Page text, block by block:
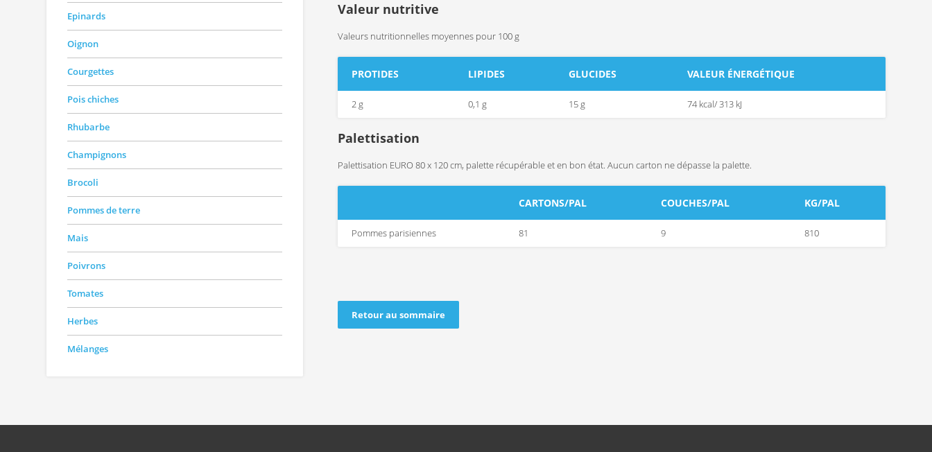
Epinards
Oignon
Courgettes
Pois chiches
Rhubarbe
Champignons
Brocoli
Pommes de terre
Mais
Poivrons
Tomates
Herbes
Mélanges
Valeur nutritive
Valeurs nutritionnelles moyennes pour 100 g
PROTIDES LIPIDES GLUCIDES VALEUR ÉNERGÉTIQUE
2 g 0,1 g 15 g 74 kcal/ 313 kJ
Palettisation
Palettisation EURO 80 x 120 cm, palette récupérable et en bon état. Aucun carton ne dépasse la palette.
CARTONS/PAL COUCHES/PAL KG/PAL
Pommes parisiennes 81 9 810
Retour au sommaire